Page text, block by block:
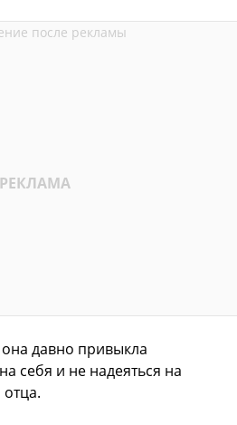
давно привыкла
себя и не надеяться на